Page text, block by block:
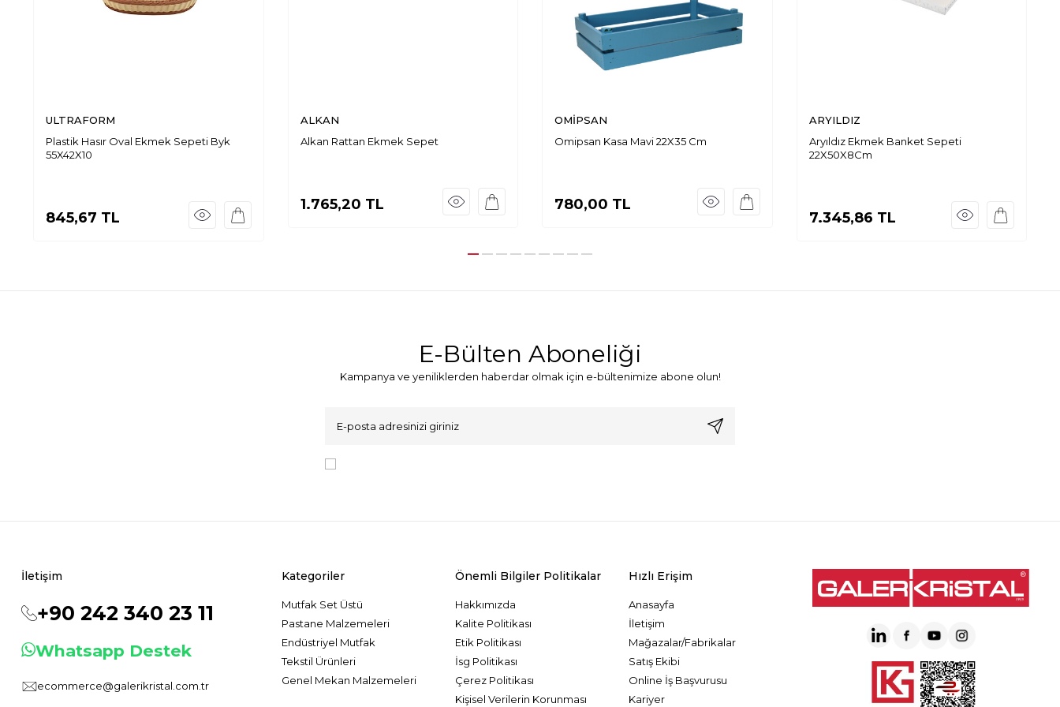
ULTRAFORM
Plastik Hasır Oval Ekmek Sepeti Byk
55X42X10
845,67 TL
ALKAN
Alkan Rattan Ekmek Sepet
1.765,20 TL
OMİPSAN
Omipsan Kasa Mavi 22X35 Cm
780,00 TL
ARYILDIZ
Aryıldız Ekmek Banket Sepeti
22X50X8Cm
7.345,86 TL
E-Bülten Aboneliği
Kampanya ve yeniliklerden haberdar olmak için e-bültenimize abone olun!
İletişim
+90 242 340 23 11
Whatsapp Destek
ecommerce@galerikristal.com.tr
Kategoriler
Mutfak Set Üstü
Pastane Malzemeleri
Endüstriyel Mutfak
Tekstil Ürünleri
Genel Mekan Malzemeleri
Önemli Bilgiler Politikalar
Hakkımızda
Kalite Politikası
Etik Politikası
İsg Politikası
Çerez Politikası
Kişisel Verilerin Korunması
Hızlı Erişim
Anasayfa
İletişim
Mağazalar/Fabrikalar
Satış Ekibi
Online İş Başvurusu
Kariyer